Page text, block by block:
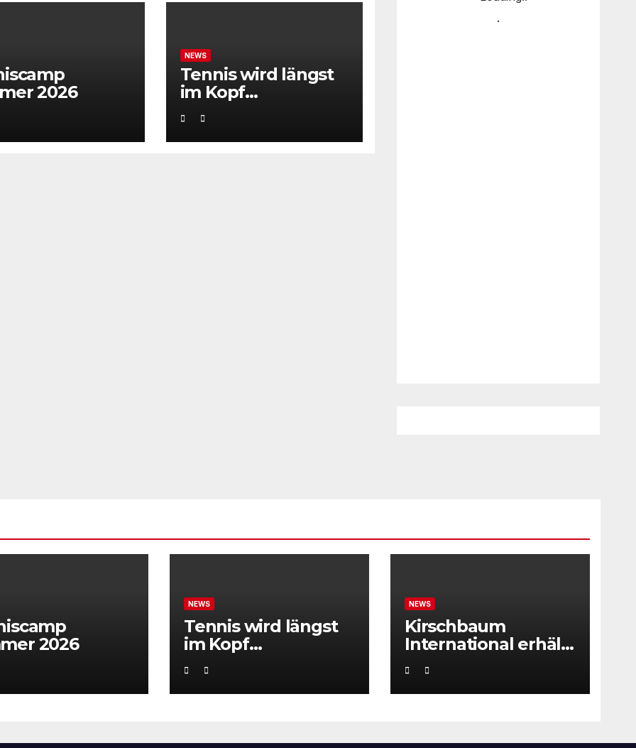
2026
NEWS
Tennis wird längst
im Kopf
entschieden“
2026
NEWS
Tennis wird längst
im Kopf
entschieden“
NEWS
Kirschbaum
International erhält
ITF Tournament
Recognition Award
2025